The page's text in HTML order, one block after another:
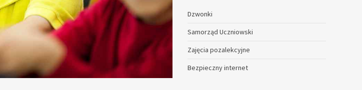
Dzwonki
Samorząd Uczniowski
Zajęcia pozalekcyjne
Bezpieczny internet